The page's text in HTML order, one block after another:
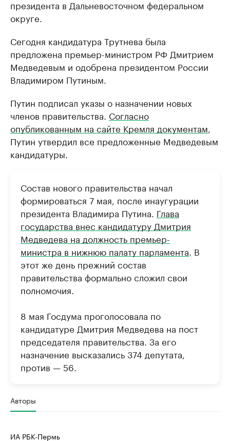
президента в Дальневосточном федеральном
округе.
Сегодня кандидатура Трутнева была
предложена премьер-министром РФ Дмитрием
Медведевым и одобрена президентом России
Владимиром Путиным.
Путин подписал указы о назначении новых
членов правительства. Согласно
опубликованным на сайте Кремля документам
Путин утвердил все предложенные Медведевым
кандидатуры.
Состав нового правительства начал
формироваться 7 мая, после инаугурации
президента Владимира Путина. Глава
государства внес кандидатуру Дмитрия
Медведева на должность премьер-
министра в нижнюю палату парламента . В
этот же день прежний состав
правительства формально сложил свои
полномочия.
8 мая Госдума проголосовала по
кандидатуре Дмитрия Медведева на пост
председателя правительства. За его
назначение высказались 374 депутата,
против — 56.
Авторы
ИА РБК-Пермь